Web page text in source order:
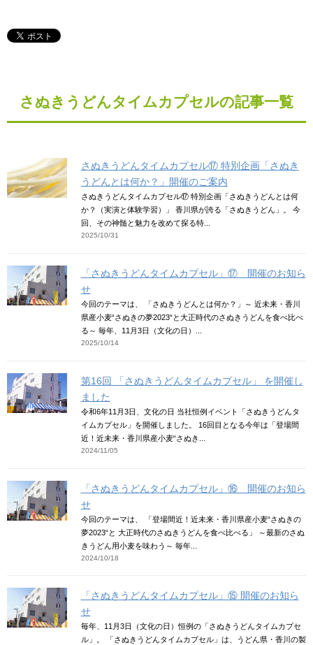
さぬきうどんタイムカプセルの記事一覧
さぬきうどんタイムカプセル⑰ 特別企画「さぬき
うどんとは何か？」開催のご案内
さぬきうどんタイムカプセル⑰ 特別企画「さぬきうどんとは何
か？（実演と体験学習）」 香川県が誇る「さぬきうどん」。 今
回、その神髄と魅力を改めて探る特...
2025/10/31
「さぬきうどんタイムカプセル」⑰ 開催のお知ら
せ
今回のテーマは、 「さぬきうどんとは何か？」～ 近未来・香川
県産小麦“さぬきの夢2023“と大正時代のさぬきうどんを食べ比べ
る～ 毎年、11月3日（文化の日）...
2025/10/14
第16回 「さぬきうどんタイムカプセル」 を開催し
ました
令和6年11月3日、文化の日 当社恒例イベント「さぬきうどんタ
イムカプセル」を開催しました。 16回目となる今年は「登場間
近！近未来・香川県産小麦“さぬき...
2024/11/05
「さぬきうどんタイムカプセル」⑯ 開催のお知ら
せ
今回のテーマは、 「登場間近！近未来・香川県産小麦“さぬきの
夢2023“と 大正時代のさぬきうどんを食べ比べる」 ～最新のさぬ
きうどん用小麦を味わう～ 毎年...
2024/10/18
「さぬきうどんタイムカプセル」⑮ 開催のお知ら
せ
毎年、11月3日（文化の日）恒例の「さぬきうどんタイムカプセ
ル」。 「さぬきうどんタイムカプセル」は、うどん県・香川の製